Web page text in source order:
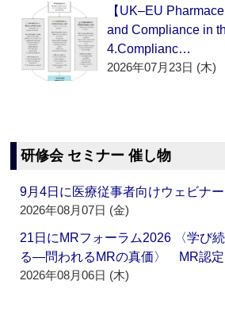
【UK–EU
and Compliance in
4.Complianc…
2026年07月23日 (木)
研修会 セミナー 催し物
9月4日に医療従事者向けウェビナ
2026年08月07日 (金)
21日にMRフォーラム2026 〈学び
る―問われるMRの真価〉 MR認定
2026年08月06日 (木)